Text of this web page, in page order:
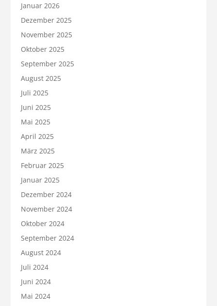
Januar 2026
Dezember 2025
November 2025
Oktober 2025
September 2025
August 2025
Juli 2025
Juni 2025
Mai 2025
April 2025
März 2025
Februar 2025
Januar 2025
Dezember 2024
November 2024
Oktober 2024
September 2024
August 2024
Juli 2024
Juni 2024
Mai 2024